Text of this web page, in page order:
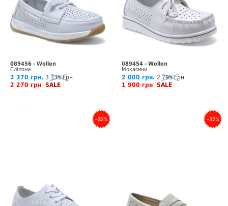
089456 - Wollen
Сліпони
2 370 грн. 3 335 грн
2 270 грн SALE
089454 - Wollen
Мокасини
2 000 грн. 2 795 грн
1 900 грн SALE
–32% –32%